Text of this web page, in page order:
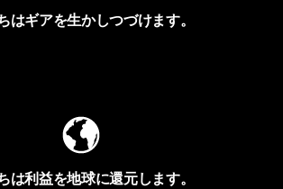
はギアを生かしつづけます。
は利益を地球に還元します。